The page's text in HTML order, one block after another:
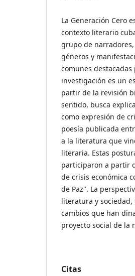
La Generación Cero
contexto literario
grupo de
géneros y
comunes
investigación es un
partir de la revisión
sentido, busca
como expresión de
poesía publicada
a la literatura que
literaria. Estas
participaron a partir
de crisis económica
de Paz". La
literatura y sociedad,
cambios que han
proyecto social de la
Citas